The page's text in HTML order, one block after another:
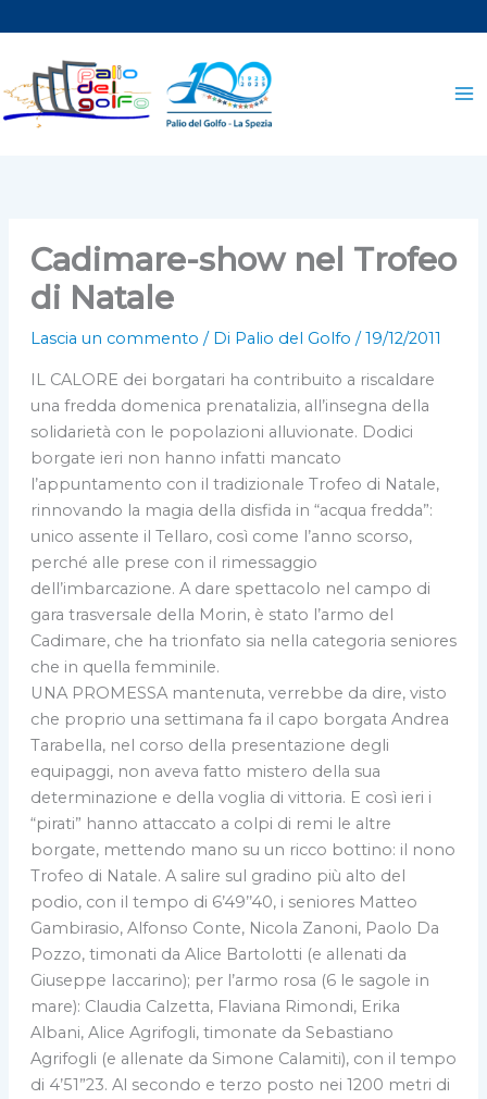
al
contenuto
Cadimare-show nel Trofeo
di Natale
Lascia un commento / Di Palio del Golfo /19/12/2011
IL CALORE dei borgatari ha contribuito a riscaldare
una fredda domenica prenatalizia, all’insegna della
solidarietà con le popolazioni alluvionate. Dodici
borgate ieri non hanno infatti mancato
l’appuntamento con il tradizionale Trofeo di Natale,
rinnovando la magia della disfida in “acqua fredda”:
unico assente il Tellaro, così come l’anno scorso,
perché alle prese con il rimessaggio
dell’imbarcazione. A dare spettacolo nel campo di
gara trasversale della Morin, è stato l’armo del
Cadimare, che ha trionfato sia nella categoria seniores
che in quella femminile.
UNA PROMESSA mantenuta, verrebbe da dire, visto
che proprio una settimana fa il capo borgata Andrea
Tarabella, nel corso della presentazione degli
equipaggi, non aveva fatto mistero della sua
determinazione e della voglia di vittoria. E così ieri i
“pirati” hanno attaccato a colpi di remi le altre
borgate, mettendo mano su un ricco bottino: il nono
Trofeo di Natale. A salire sul gradino più alto del
podio, con il tempo di 6’49’’40, i seniores Matteo
Gambirasio, Alfonso Conte, Nicola Zanoni, Paolo Da
Pozzo, timonati da Alice Bartolotti (e allenati da
Giuseppe Iaccarino); per l’armo rosa (6 le sagole in
mare): Claudia Calzetta, Flaviana Rimondi, Erika
Albani, Alice Agrifogli, timonate da Sebastiano
Agrifogli (e allenate da Simone Calamiti), con il tempo
di 4’51”23. Al secondo e terzo posto nei 1200 metri di